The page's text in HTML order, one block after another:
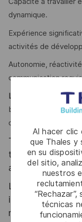
Al hacer clic
que Thales y
en su
del sitio,
nuestros
técnicas
dynamique.
Expérience
activités de
Autonomie,
communication
Le mot du Manager :
bienveillance dans
où les opportunités
Thales,
tous les talents.
atout. Postulez
Le poste pouvant
informations
nationale, la